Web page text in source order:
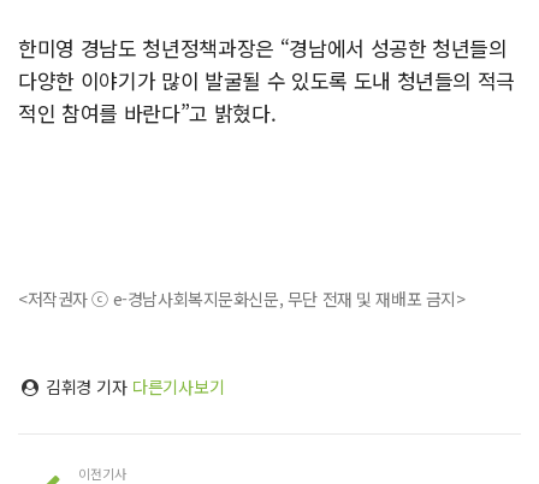
한미영 경남도 청년정책과장은 “경남에서 성공한 청년들의
다양한 이야기가 많이 발굴될 수 있도록 도내 청년들의 적극
적인 참여를 바란다”고 밝혔다.
<저작권자 ⓒ e-경남사회복지문화신문, 무단 전재 및 재배포 금지>
김휘경 기자 다른기사보기
이전기사